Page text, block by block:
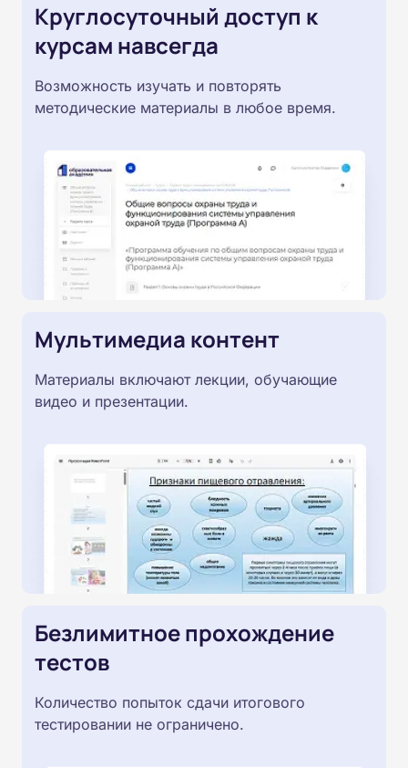
Круглосуточный доступ к
курсам навсегда
Возможность изучать и повторять
методические материалы в любое время.
Мультимедиа контент
Материалы включают лекции, обучающие
видео и презентации.
Безлимитное прохождение
тестов
Количество попыток сдачи итогового
тестировании не ограничено.